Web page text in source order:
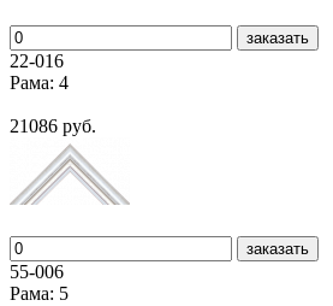
заказать
22-016
Рама: 4
21086 руб.
заказать
55-006
Рама: 5